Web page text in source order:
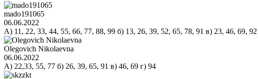
mado191065
06.06.2022
А) 11, 22, 33, 44, 55, 66, 77, 88, 99 б) 13, 26, 39, 52, 65, 78, 91 в) 23, 46, 69,
Olegovich Nikolaevna
06.06.2022
А) 22,33, 55, 77 б) 26, 39, 65, 91 в) 46, 69 г) 94